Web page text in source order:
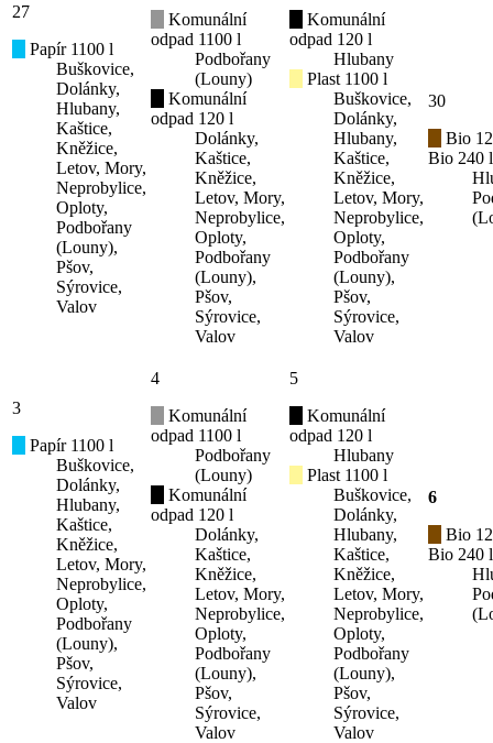
27
Papír 1100 l
Buškovice,
Dolánky,
Hlubany,
Kaštice,
Kněžice,
Letov, Mory,
Neprobylice,
Oploty,
Podbořany
(Louny),
Pšov,
Sýrovice,
Valov
Komunální
odpad 1100 l
Podbořany
(Louny)
Komunální
odpad 120 l
Dolánky,
Kaštice,
Kněžice,
Letov, Mory,
Neprobylice,
Oploty,
Podbořany
(Louny),
Pšov,
Sýrovice,
Valov
Komunální
odpad 120 l
Hlubany
Plast 1100 l
Buškovice,
Dolánky,
Hlubany,
Kaštice,
Kněžice,
Letov, Mory,
Neprobylice,
Oploty,
Podbořany
(Louny),
Pšov,
Sýrovice,
Valov
30
Bio
Bio 240 l
3
Papír 1100 l
Buškovice,
Dolánky,
Hlubany,
Kaštice,
Kněžice,
Letov, Mory,
Neprobylice,
Oploty,
Podbořany
(Louny),
Pšov,
Sýrovice,
Valov
4
Komunální
odpad 1100 l
Podbořany
(Louny)
Komunální
odpad 120 l
Dolánky,
Kaštice,
Kněžice,
Letov, Mory,
Neprobylice,
Oploty,
Podbořany
(Louny),
Pšov,
Sýrovice,
Valov
5
Komunální
odpad 120 l
Hlubany
Plast 1100 l
Buškovice,
Dolánky,
Hlubany,
Kaštice,
Kněžice,
Letov, Mory,
Neprobylice,
Oploty,
Podbořany
(Louny),
Pšov,
Sýrovice,
Valov
6
Bio
Bio 240 l